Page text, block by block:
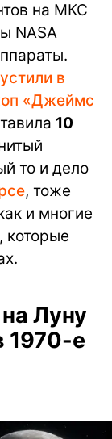
на МКС
NASA
в
«Джеймс
10
то и дело
, тоже
и многие
которые
Луну
1970-е